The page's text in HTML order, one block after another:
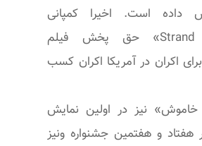
داده است. اخیرا کمپانی
«Strand Releasing» حق پخش فیلم
اکران در آمریکا اکران کسب
نیز در اولین نمایش
و هفتمین جشنواره ونیز